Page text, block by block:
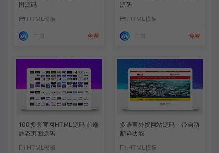
图源码
HTML模板
免费
源码
HTML模板
免费
100多套官网HTML源码 前端
静态页面源码
HTML模板
多语言外贸网站源码 – 带自动
翻译功能
HTML模板